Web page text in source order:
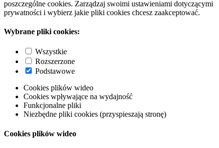
poszczególne cookies. Zarządzaj swoimi ustawieniami dotyczącymi
prywatności i wybierz jakie pliki cookies chcesz zaakceptować.
Wybrane pliki cookies:
Wszystkie
Rozszerzone
Podstawowe
Cookies plików wideo
Cookies wpływające na wydajność
Funkcjonalne pliki
Niezbędne pliki cookies (przyspieszają stronę)
Cookies plików wideo